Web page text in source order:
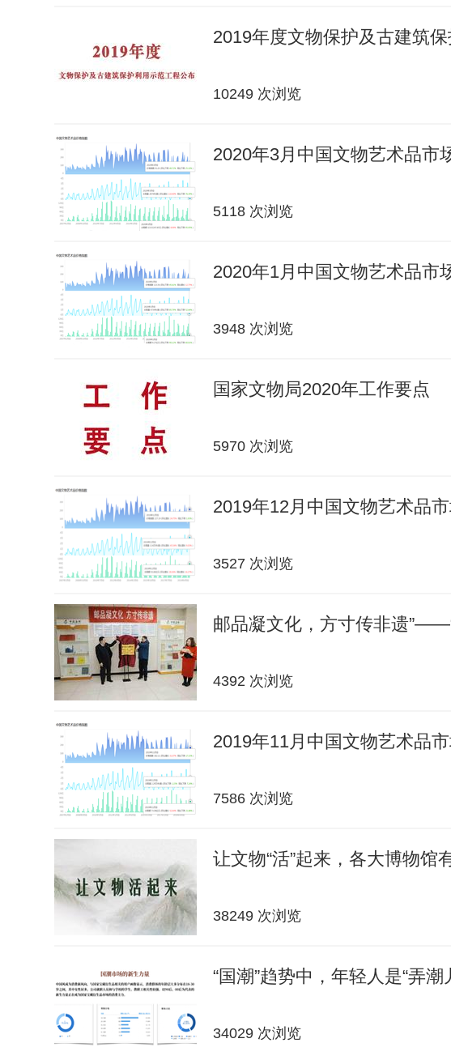
2019年度文物保护及古建筑
10249 次浏览
2020年3月中国文物艺术品市
5118 次浏览
2020年1月中国文物艺术品市
3948 次浏览
国家文物局2020年工作要点
5970 次浏览
2019年12月中国文物艺术品
3527 次浏览
邮品凝文化，方寸传非遗
4392 次浏览
2019年11月中国文物艺术品
7586 次浏览
让文物“活”起来，各大博物馆
38249 次浏览
“国潮”趋势中，年轻人是“弄潮
34029 次浏览